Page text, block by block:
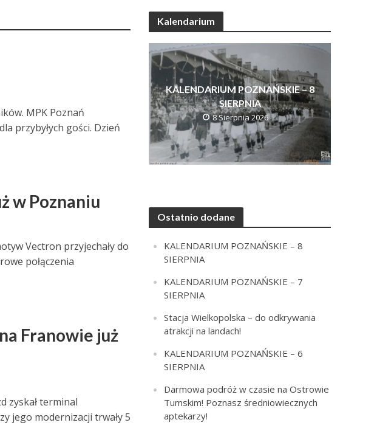
MPK Poznań
przybyłych gości. Dzień
w Poznaniu
Vectron przyjechały do
połączenia
Franowie już
zyskał terminal
jego modernizacji trwały 5
Kalendarium
KALENDARIUM POZNAŃSKIE – 8
SIERPNIA
8 Sierpnia 2026
Ostatnio dodane
KALENDARIUM POZNAŃSKIE – 8
SIERPNIA
KALENDARIUM POZNAŃSKIE – 7
SIERPNIA
Stacja Wielkopolska – do odkrywania
atrakcji na landach!
KALENDARIUM POZNAŃSKIE – 6
SIERPNIA
Darmowa podróż w czasie na Ostrowie
Tumskim! Poznasz średniowiecznych
aptekarzy!